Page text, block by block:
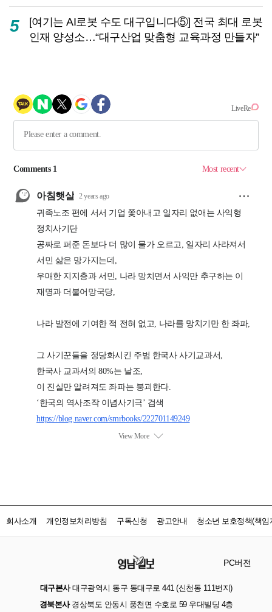
5
[여기는 AI로봇 수도 대구입니다⑤] 전국 최대 로봇
인재 양성소…“대구산업 맞춤형 교육과정 만들자”
회사소개 개인정보처리방침 구독신청 광고안내 청소년 보호정책(책임
PC버전
대구본사대구광역시 동구 동대구로 441 (신천동 111번지)
경북본사경상북도 안동시 풍천면 수호로 59 우대빌딩 4층